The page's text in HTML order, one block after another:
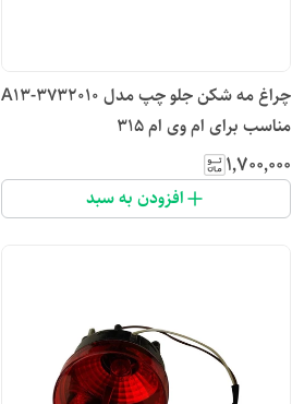
چراغ مه شکن جلو چپ مدل A13-3732010
مناسب برای ام وی ام 315
۱٬۷۰۰٬۰۰۰
افزودن به سبد